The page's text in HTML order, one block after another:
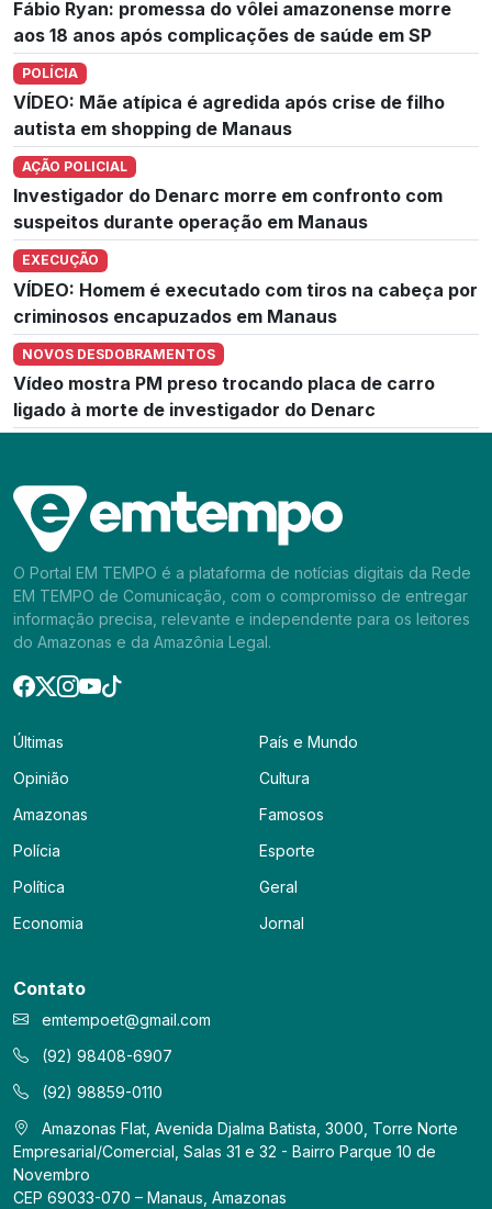
Fábio Ryan: promessa do vôlei amazonense morre
aos 18 anos após complicações de saúde em SP
POLÍCIA
VÍDEO: Mãe atípica é agredida após crise de filho
autista em shopping de Manaus
AÇÃO POLICIAL
Investigador do Denarc morre em confronto com
suspeitos durante operação em Manaus
EXECUÇÃO
VÍDEO: Homem é executado com tiros na cabeça por
criminosos encapuzados em Manaus
NOVOS DESDOBRAMENTOS
Vídeo mostra PM preso trocando placa de carro
ligado à morte de investigador do Denarc
O Portal EM TEMPO é a plataforma de notícias digitais da Rede
EM TEMPO de Comunicação, com o compromisso de entregar
informação precisa, relevante e independente para os leitores
do Amazonas e da Amazônia Legal.
Últimas
Opinião
Amazonas
Polícia
Política
Economia
País e Mundo
Cultura
Famosos
Esporte
Geral
Jornal
Contato
emtempoet@gmail.com
(92) 98408-6907
(92) 98859-0110
Amazonas Flat, Avenida Djalma Batista, 3000, Torre Norte
Empresarial/Comercial, Salas 31 e 32 - Bairro Parque 10 de
Novembro
CEP 69033-070 – Manaus, Amazonas